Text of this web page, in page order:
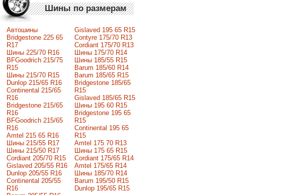
Шины по размерам
Автошины
Bridgestone 225 65
R17
Шины 225/70 R16
BFGoodrich 215/75
R15
Шины 215/70 R15
Dunlop 215/65 R16
Continental 215/65
R16
Bridgestone 215/65
R16
BFGoodrich 215/65
R16
Amtel 215 65 R16
Шины 215/55 R17
Шины 215/50 R17
Сordiant 205/70 R15
Gislaved 205/55 R16
Dunlop 205/55 R16
Continental 205/55
R16
Gislaved 195 65 R15
Contyre 175/70 R13
Cordiant 175/70 R13
Шины 175/70 R14
Шины 185/55 R15
Barum 185/60 R14
Barum 185/65 R15
Bridgestone 185/65
R15
Gislaved 185/65 R15
Шины 195 60 R15
Bridgestone 195 65
R15
Continental 195 65
R15
Amtel 175 70 R13
Шины 175 65 R15
Cordiant 175/65 R14
Amtel 175/65 R14
Шины 185/70 R14
Barum 195/50 R15
Dunlop 195/65 R15